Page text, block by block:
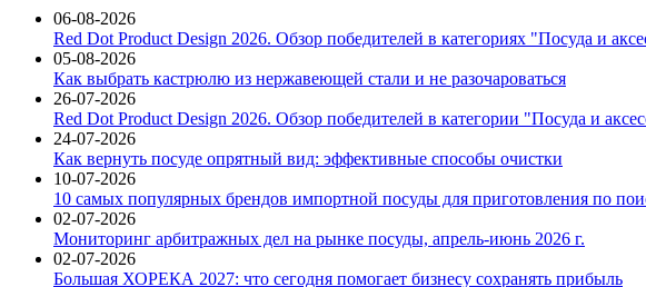
06-08-2026
Red Dot Product Design 2026. Обзор победителей в категориях "Посуда и
05-08-2026
Как выбрать кастрюлю из нержавеющей стали и не разочароваться
26-07-2026
Red Dot Product Design 2026. Обзор победителей в категории "Посуда и
24-07-2026
Как вернуть посуде опрятный вид: эффективные способы очистки
10-07-2026
10 самых популярных брендов импортной посуды для приготовления по
02-07-2026
Мониторинг арбитражных дел на рынке посуды, апрель-июнь 2026 г.
02-07-2026
Большая ХОРЕКА 2027: что сегодня помогает бизнесу сохранять прибыль